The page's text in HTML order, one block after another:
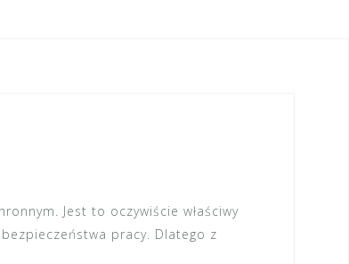
Jest to oczywiście właściwy
pracy. Dlatego z